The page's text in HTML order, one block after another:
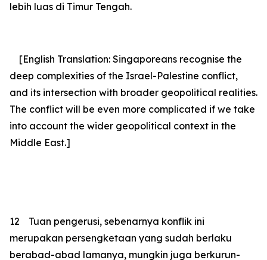
lebih luas di Timur Tengah.
[English Translation: Singaporeans recognise the
deep complexities of the Israel-Palestine conflict,
and its intersection with broader geopolitical realities.
The conflict will be even more complicated if we take
into account the wider geopolitical context in the
Middle East.]
12
Tuan pengerusi, sebenarnya konflik ini
merupakan persengketaan yang sudah berlaku
berabad-abad lamanya, mungkin juga berkurun-